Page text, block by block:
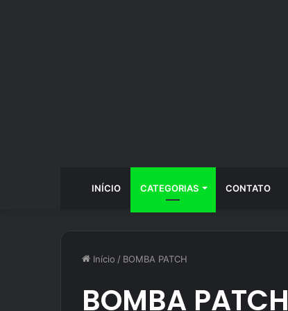
INÍCIO CATEGORIAS CONTATO
Início / BOMBA PATCH
BOMBA PATCH